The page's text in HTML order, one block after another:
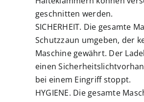
geschnitten werden.
SICHERHEIT. Die gesamte
Schutzzaun umgeben, der
Maschine gewährt. Der
einen
bei einem Eingriff stoppt.
HYGIENE. Die gesamte